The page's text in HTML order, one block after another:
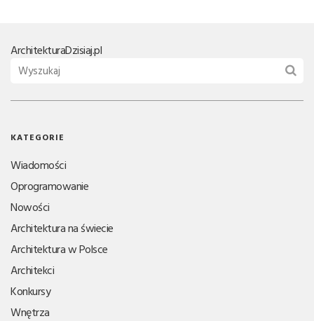
ArchitekturaDzisiaj.pl
KATEGORIE
Wiadomości
Oprogramowanie
Nowości
Architektura na świecie
Architektura w Polsce
Architekci
Konkursy
Wnętrza